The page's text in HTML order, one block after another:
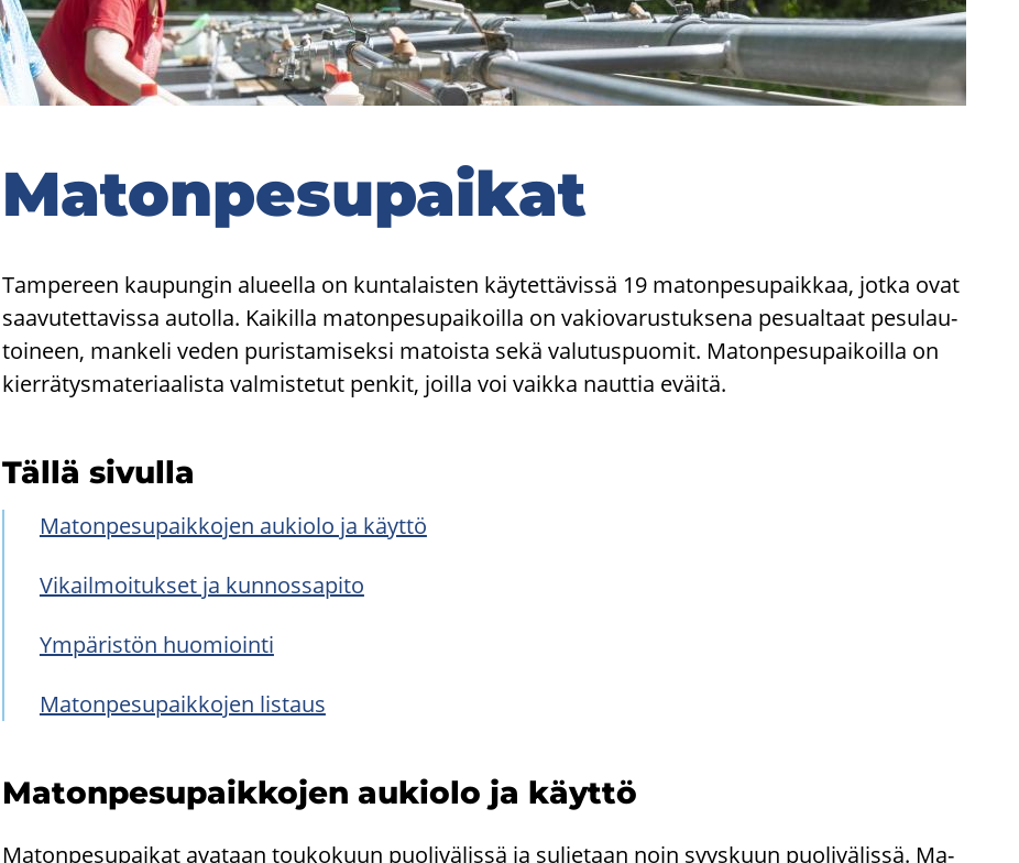
Ma­ton­pe­su­pai­kat
Tam­pe­reen kau­pun­gin alu­eel­la on kun­ta­lais­ten käy­tet­tä­vis­sä 19 ma­ton­pe­su­paik­kaa, jotka ovat
saa­vu­tet­ta­vis­sa au­tol­la. Kai­kil­la ma­ton­pe­su­pai­koil­la on va­kio­va­rus­tuk­se­na pe­sual­taat pe­su­lau­
toi­neen, man­ke­li veden pu­ris­ta­mi­sek­si ma­tois­ta sekä va­lu­tus­puo­mit. Ma­ton­pe­su­pai­koil­la on
kier­rä­tys­ma­te­ri­aa­lis­ta val­mis­te­tut pen­kit, joil­la voi vaik­ka naut­tia eväi­tä.
Tällä si­vul­la
Ma­ton­pe­su­paik­ko­jen au­kio­lo ja käyt­tö
Vi­kail­moi­tuk­set ja kun­nos­sa­pi­to
Ym­pä­ris­tön huo­mioin­ti
Ma­ton­pe­su­paik­ko­jen lis­taus
Ma­ton­pe­su­paik­ko­jen au­kio­lo ja käyt­tö
Ma­ton­pe­su­pai­kat ava­taan tou­ko­kuun puo­li­vä­lis­sä ja sul­je­taan noin syys­kuun puo­li­vä­lis­sä. Ma­